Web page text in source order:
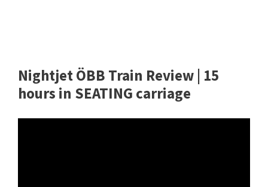
Nightjet ÖBB Train Review | 15
hours in SEATING carriage